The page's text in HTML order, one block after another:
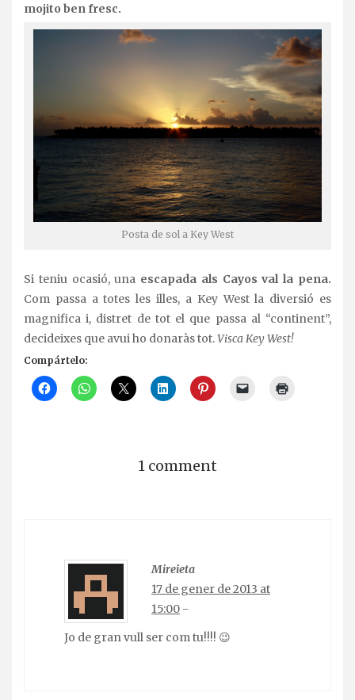
mojito ben fresc.
Posta de sol a Key West
Si teniu ocasió, una escapada als Cayos val la pena.
Com passa a totes les illes, a Key West la diversió es
magnifica i, distret de tot el que passa al “continent”,
decideixes que avui ho donaràs tot.Visca Key West!
Compártelo:
1 comment
Mireieta
17 de gener de 2013 at
15:00 -
Jo de gran vull ser com tu!!!! 😉